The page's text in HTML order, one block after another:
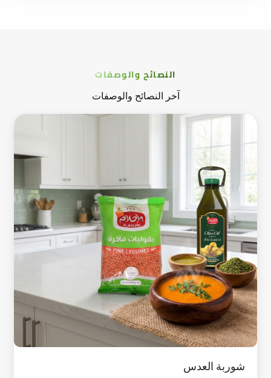
النصائح والوصفات
آخر النصائح والوصفات
شوربة العدس